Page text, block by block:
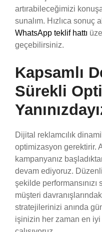
artırabileceğimizi
sunalım. Hızlıca
WhatsApp teklif hattı
geçebilirsiniz.
Kapsamlı
Sürekli
Dijital reklamcılık
optimizasyon gerektirir.
kampanyanız
devam ediyoruz.
şekilde
müşteri
stratejilerinizi anında
işinizin her zaman en